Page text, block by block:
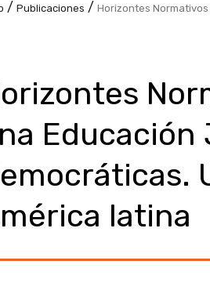
/ Publicaciones / Horizontes
Educación
latina